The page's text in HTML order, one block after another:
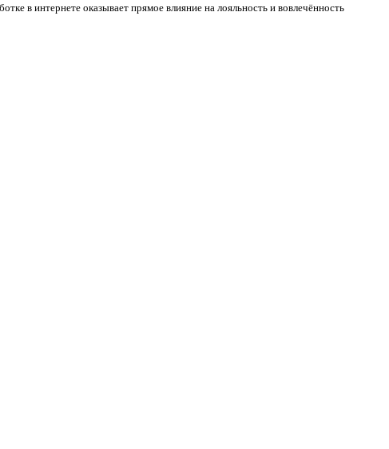
в интернете оказывает прямое влияние на лояльность и вовлечённость